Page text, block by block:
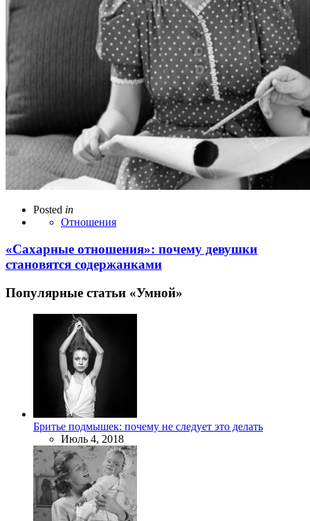
Posted in
Отношения
«Сахарные отношения»: почему девушки
становятся содержанками
Популярные статьи «Умной»
Бритье подмышек: почему не следует это делать
Июль 4, 2018